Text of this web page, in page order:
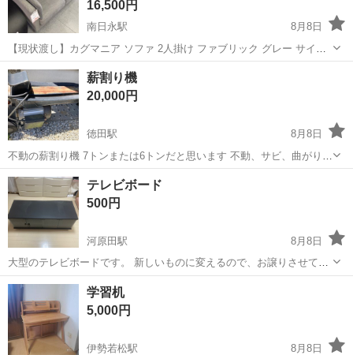
16,500円
南日永駅
8月8日
【現状渡し】カグマニア ソファ 2人掛け ファブリック グレー サイ
ズ：W1480×D800×H700mm SHmm
********************************************...
三重 四日市市 南日永駅
薪割り機
20,000円
徳田駅
8月8日
不動の薪割り機 7トンまたは6トンだと思います 不動、サビ、曲がりが
あります 機械に詳しい方なら直せると思います 5万程で購入しました
説明書などはありません 3Nでお願いします
三重 鈴鹿市 徳田駅 その他
テレビボード
500円
河原田駅
8月8日
大型のテレビボードです。 新しいものに変えるので、お譲りさせて頂
きます。 ○サイズ 横 118.5cm 奥行き 44cm 高さ 39.5cm (キャス
ターいれると44.5cm) コメントお待ちしております。
三重 鈴鹿市 河原田駅
学習机
5,000円
伊勢若松駅
8月8日